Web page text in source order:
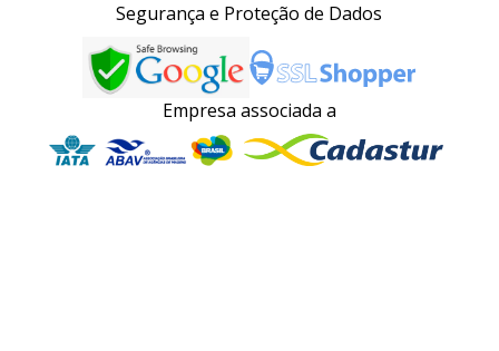
Segurança e Proteção de Dados
Empresa associada a